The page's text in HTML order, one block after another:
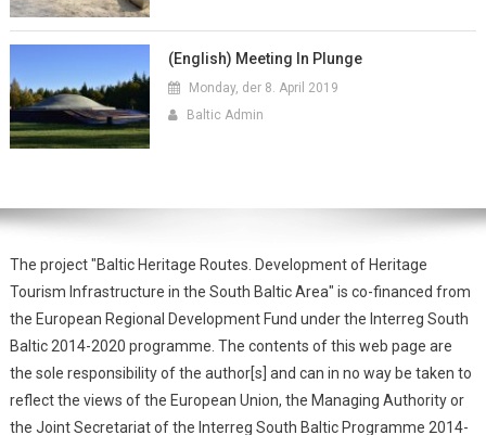
(English) Meeting In Plunge
Monday, der 8. April 2019
Baltic Admin
The project "Baltic Heritage Routes. Development of Heritage
Tourism Infrastructure in the South Baltic Area" is co-financed from
the European Regional Development Fund under the Interreg South
Baltic 2014-2020 programme. The contents of this web page are
the sole responsibility of the author[s] and can in no way be taken to
reflect the views of the European Union, the Managing Authority or
the Joint Secretariat of the Interreg South Baltic Programme 2014-